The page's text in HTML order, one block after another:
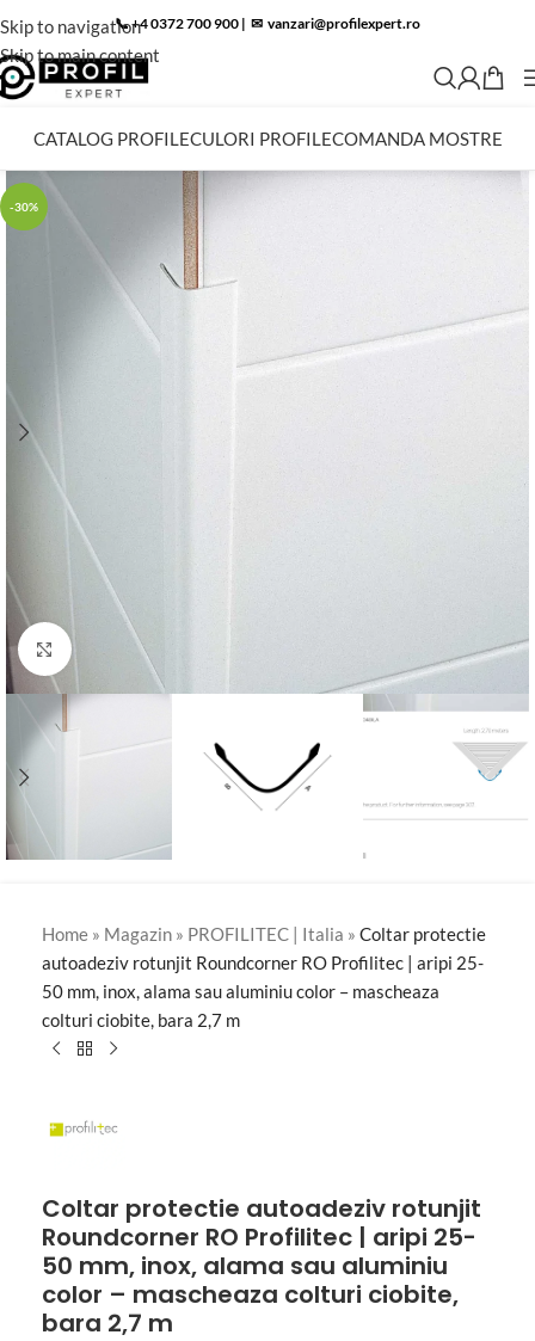
Skip to navigation
Skip to main content
📞 +4 0372 700 900 | ✉︎ vanzari@profilexpert.ro
CATALOG PROFILECULORI PROFILECOMANDA MOSTRE
-30%
Click to enlarge
Home » Magazin » PROFILITEC | Italia » Coltar protectie
autoadeziv rotunjit Roundcorner RO Profilitec | aripi 25-
50 mm, inox, alama sau aluminiu color – mascheaza
colturi ciobite, bara 2,7 m
Coltar protectie autoadeziv rotunjit
Roundcorner RO Profilitec | aripi 25-
50 mm, inox, alama sau aluminiu
color – mascheaza colturi ciobite,
bara 2,7 m